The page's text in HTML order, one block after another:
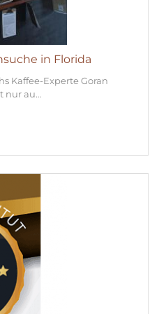
in Florida
Kaffee-Experte Goran
nur au…